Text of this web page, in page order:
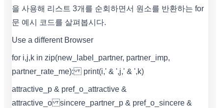
을 사용해 리스트 3개를 순회하면서 원소를 반환하는 for
문 예시 코드를 살펴봅시다.
Use a different Browser
for i,j,k in zip(new_label_partner, partner_imp,
partner_rate_me): print(i,' & ',j,' & ',k)
attractive_p & pref_o_attractive &
attractive_o sincere_partner_p & pref_o_sincere &